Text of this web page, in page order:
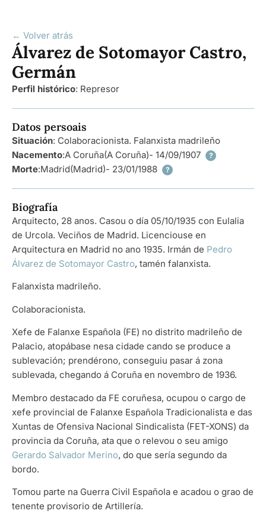
← Volver atrás
Álvarez de Sotomayor Castro,
Germán
Perfil histórico: Represor
Datos persoais
Situación: Colaboracionista. Falanxista madrileño
Nacemento:A Coruña(A Coruña)- 14/09/1907 ?
Morte:Madrid(Madrid)- 23/01/1988 ?
Biografía
Arquitecto, 28 anos. Casou o día 05/10/1935 con Eulalia
de Urcola. Veciños de Madrid. Licenciouse en
Arquitectura en Madrid no ano 1935. Irmán de Pedro
Álvarez de Sotomayor Castro, tamén falanxista.
Falanxista madrileño.
Colaboracionista.
Xefe de Falanxe Española (FE) no distrito madrileño de
Palacio, atopábase nesa cidade cando se produce a
sublevación; prendérono, conseguiu pasar á zona
sublevada, chegando á Coruña en novembro de 1936.
Membro destacado da FE coruñesa, ocupou o cargo de
xefe provincial de Falanxe Española Tradicionalista e das
Xuntas de Ofensiva Nacional Sindicalista (FET-XONS) da
provincia da Coruña, ata que o relevou o seu amigo
Gerardo Salvador Merino, do que sería segundo da
bordo.
Tomou parte na Guerra Civil Española e acadou o grao de
tenente provisorio de Artillería.